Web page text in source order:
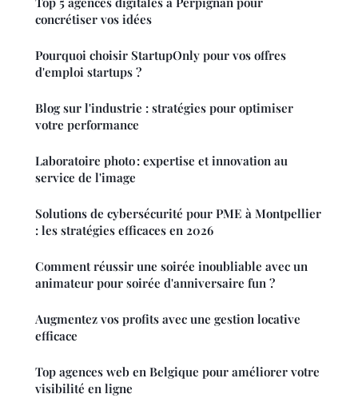
concrétiser vos idées
Pourquoi choisir StartupOnly pour vos offres
d'emploi startups ?
Blog sur l'industrie : stratégies pour optimiser
votre performance
Laboratoire photo : expertise et innovation au
service de l'image
Solutions de cybersécurité pour PME à Montpellier
: les stratégies efficaces en 2026
Comment réussir une soirée inoubliable avec un
animateur pour soirée d'anniversaire fun ?
Augmentez vos profits avec une gestion locative
efficace
Top agences web en Belgique pour améliorer votre
visibilité en ligne